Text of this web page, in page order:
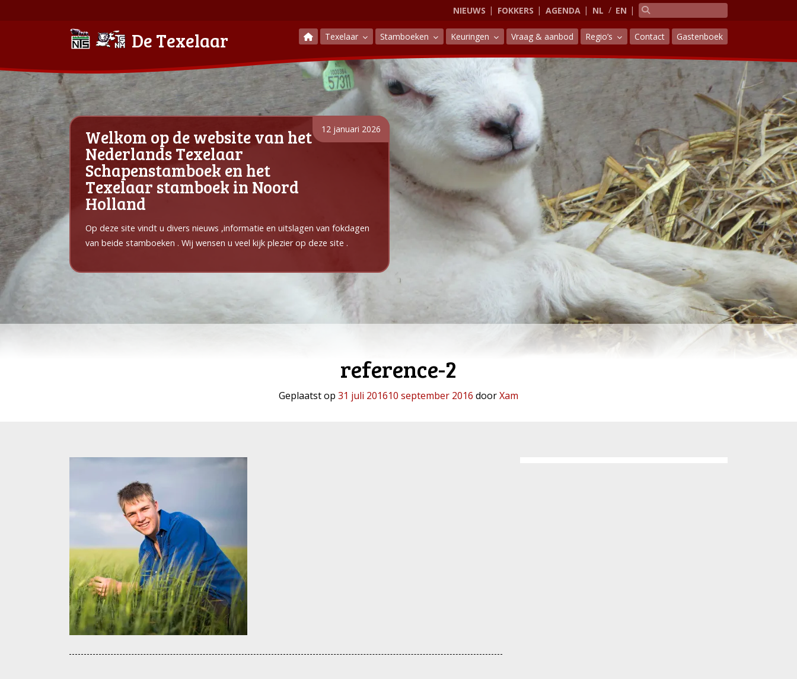
NIEUWS FOKKERS AGENDA NL EN
De Texelaar Texelaar Stamboeken Keuringen Vraag & aanbod Regio’s Contact Gastenboek
12 januari 2026
Welkom op de website van het
Nederlands Texelaar
Schapenstamboek en het
Texelaar stamboek in Noord
Holland
Op deze site vindt u divers nieuws ,informatie en uitslagen van fokdagen
van beide stamboeken . Wij wensen u veel kijk plezier op deze site .
reference-2
Geplaatst op 31 juli 201610 september 2016 doorXam